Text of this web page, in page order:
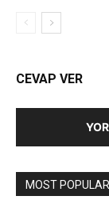
CEVAP VER
MOST POPULAR